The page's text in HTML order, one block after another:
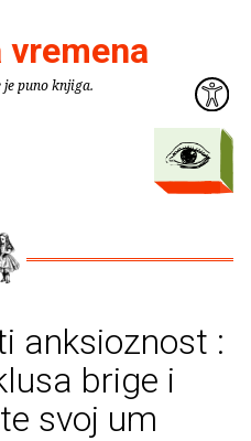
vremena
je puno knjiga.
anksioznost :
brige i
svoj um